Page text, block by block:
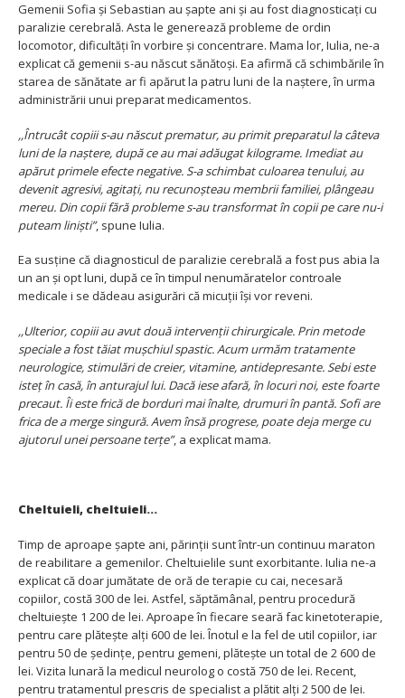
Mobilă”
Gemenii Sofia și Sebastian au șapte ani și au fost diagnosticați cu
paralizie cerebrală. Asta le generează probleme de ordin
locomotor, dificultăți în vorbire și concentrare. Mama lor, Iulia, ne-a
explicat că gemenii s-au născut sănătoși. Ea afirmă că schimbările în
starea de sănătate ar fi apărut la patru luni de la naștere, în urma
administrării unui preparat medicamentos.
,,Întrucât copiii s-au născut prematur, au primit preparatul la câteva
luni de la naștere, după ce au mai adăugat kilograme. Imediat au
apărut primele efecte negative. S-a schimbat culoarea tenului, au
devenit agresivi, agitați, nu recunoșteau membrii familiei, plângeau
mereu. Din copii fără probleme s-au transformat în copii pe care nu-i
puteam liniști”, spune Iulia.
Ea susține că diagnosticul de paralizie cerebrală a fost pus abia la
un an și opt luni, după ce în timpul nenumăratelor controale
medicale i se dădeau asigurări că micuții își vor reveni.
,,Ulterior, copiii au avut două intervenții chirurgicale. Prin metode
speciale a fost tăiat mușchiul spastic. Acum urmăm tratamente
neurologice, stimulări de creier, vitamine, antidepresante. Sebi este
isteț în casă, în anturajul lui. Dacă iese afară, în locuri noi, este foarte
precaut. Îi este frică de borduri mai înalte, drumuri în pantă. Sofi are
frica de a merge singură. Avem însă progrese, poate deja merge cu
ajutorul unei persoane terțe”, a explicat mama.
Cheltuieli, cheltuieli…
Timp de aproape șapte ani, părinții sunt într-un continuu maraton
de reabilitare a gemenilor. Cheltuielile sunt exorbitante. Iulia ne-a
explicat că doar jumătate de oră de terapie cu cai, necesară
copiilor, costă 300 de lei. Astfel, săptămânal, pentru procedură
cheltuiește 1 200 de lei. Aproape în fiecare seară fac kinetoterapie,
pentru care plătește alți 600 de lei. Înotul e la fel de util copiilor, iar
pentru 50 de ședințe, pentru gemeni, plătește un total de 2 600 de
lei. Vizita lunară la medicul neurolog o costă 750 de lei. Recent,
pentru tratamentul prescris de specialist a plătit alți 2 500 de lei.